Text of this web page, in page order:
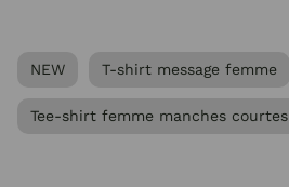
NEW T-shirt message femme
Tee-shirt femme manches courtes